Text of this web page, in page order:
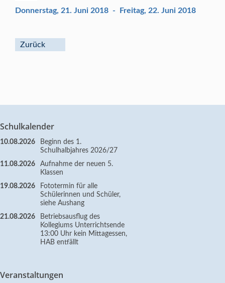
Donnerstag, 21. Juni 2018 - Freitag, 22. Juni 2018
Zurück
Schulkalender
10.08.2026
Beginn des 1.
Schulhalbjahres 2026/27
11.08.2026
Aufnahme der neuen 5.
Klassen
19.08.2026
Fototermin für alle
Schülerinnen und Schüler,
siehe Aushang
21.08.2026
Betriebsausflug des
Kollegiums Unterrichtsende
13:00 Uhr kein Mittagessen,
HAB entfällt
Veranstaltungen